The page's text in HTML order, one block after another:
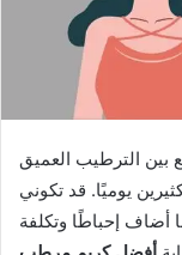
بين الترطيب العميق
يوميًا. قد تكوني
أضاف إحباطًا وتكلفة